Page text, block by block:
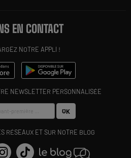
EN CONTACT
NOTRE APPLI !
NEWSLETTER PERSONNALISÉE
OK
RÉSEAUX ET SUR NOTRE BLOG